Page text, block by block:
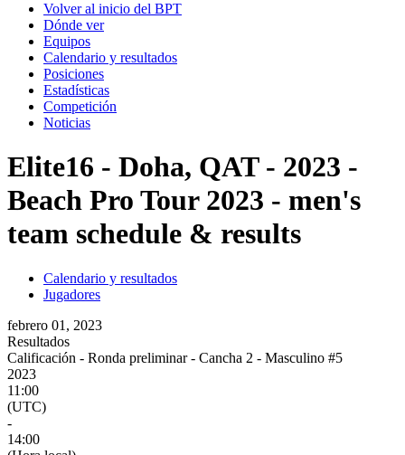
Volver al inicio del BPT
Dónde ver
Equipos
Calendario y resultados
Posiciones
Estadísticas
Competición
Noticias
Elite16 - Doha, QAT - 2023 -
Beach Pro Tour 2023 - men's
team schedule & results
Calendario y resultados
Jugadores
febrero 01, 2023
Resultados
Calificación - Ronda preliminar - Cancha 2 - Masculino #5
2023
11:00
(UTC)
-
14:00